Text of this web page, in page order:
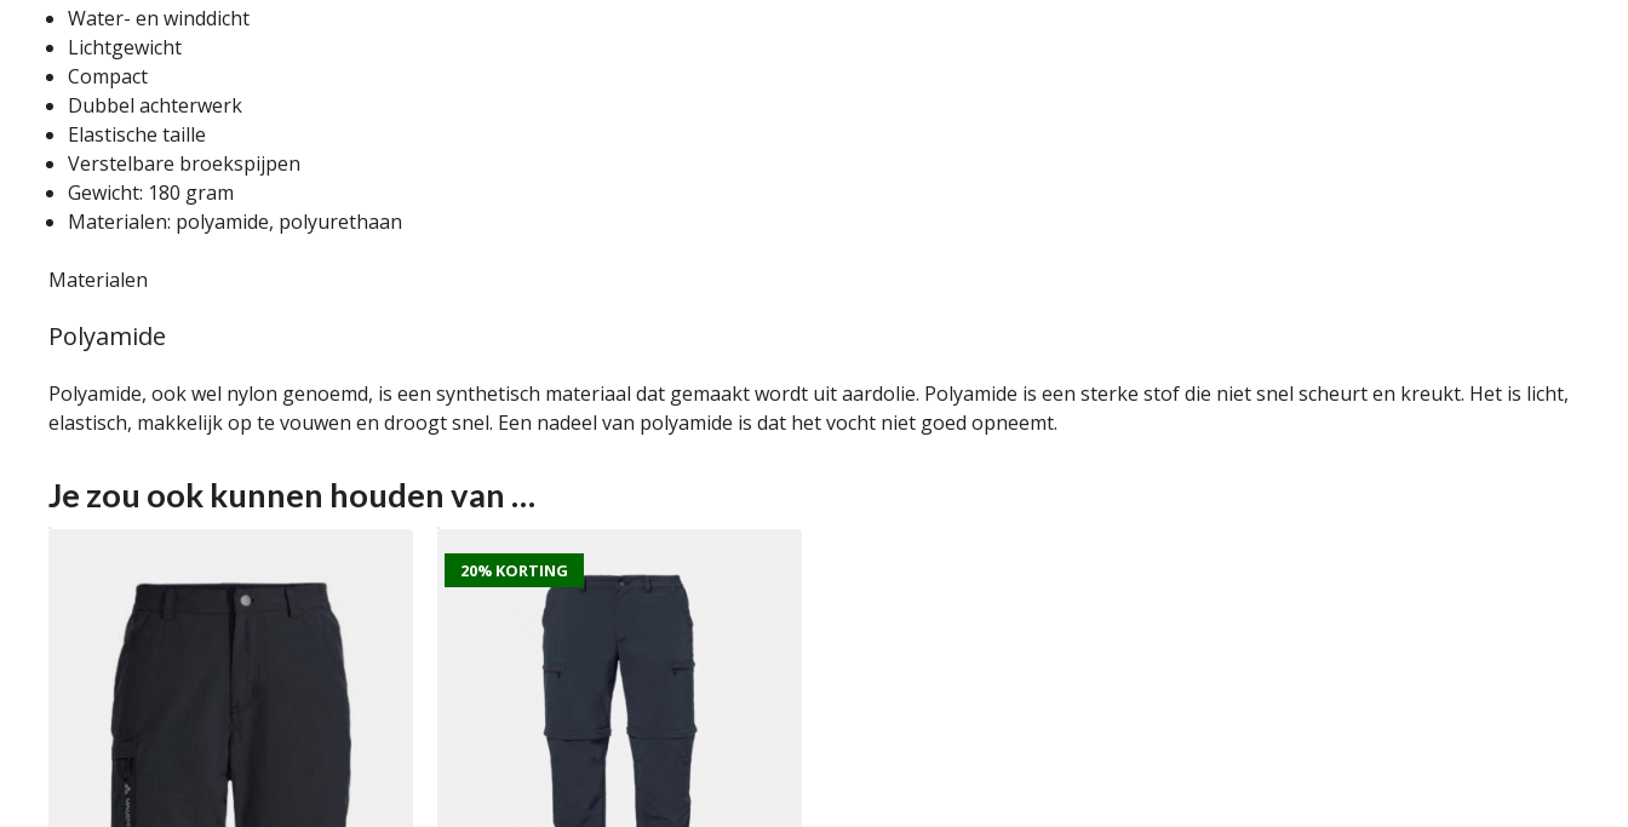
Water- en winddicht
Lichtgewicht
Compact
Dubbel achterwerk
Elastische taille
Verstelbare broekspijpen
Gewicht: 180 gram
Materialen: polyamide, polyurethaan
Materialen
Polyamide
Polyamide, ook wel nylon genoemd, is een synthetisch materiaal dat gemaakt wordt uit aardolie. Polyamide is een sterke stof die niet snel scheurt en kreukt. Het is licht,
elastisch, makkelijk op te vouwen en droogt snel. Een nadeel van polyamide is dat het vocht niet goed opneemt.
Je zou ook kunnen houden van …
20% KORTING